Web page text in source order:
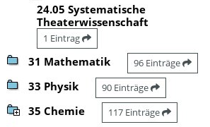
24.05 Systematische
Theaterwissenschaft
1 Eintrag
31 Mathematik 96 Einträge
33 Physik 90 Einträge
35 Chemie 117 Einträge